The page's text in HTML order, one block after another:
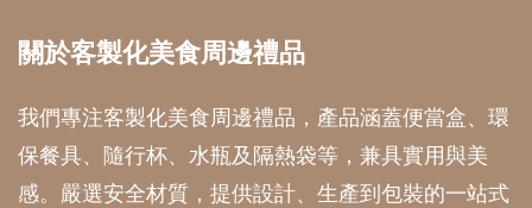
關於客製化美食周邊禮品
我們專注客製化美食周邊禮品，產品涵蓋便當盒、環
保餐具、隨行杯、水瓶及隔熱袋等，兼具實用與美
感。嚴選安全材質，提供設計、生產到包裝的一站式